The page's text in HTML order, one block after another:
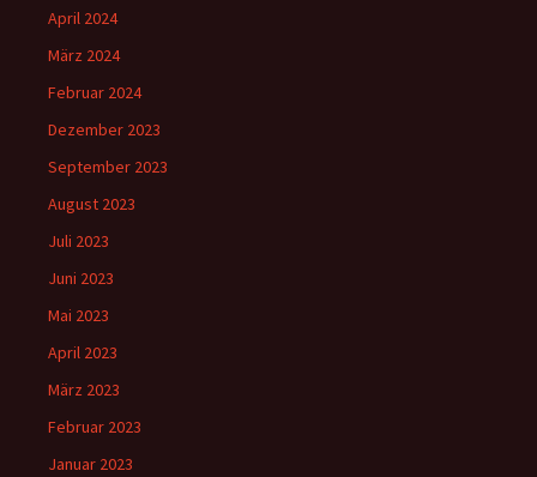
April 2024
März 2024
Februar 2024
Dezember 2023
September 2023
August 2023
Juli 2023
Juni 2023
Mai 2023
April 2023
März 2023
Februar 2023
Januar 2023